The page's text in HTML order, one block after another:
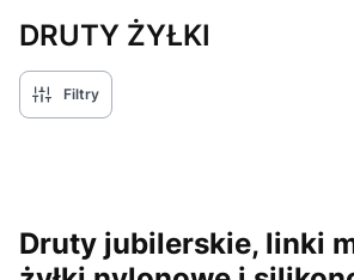
DRUTY ŻYŁKI
Filtry
Druty jubilerskie, linki